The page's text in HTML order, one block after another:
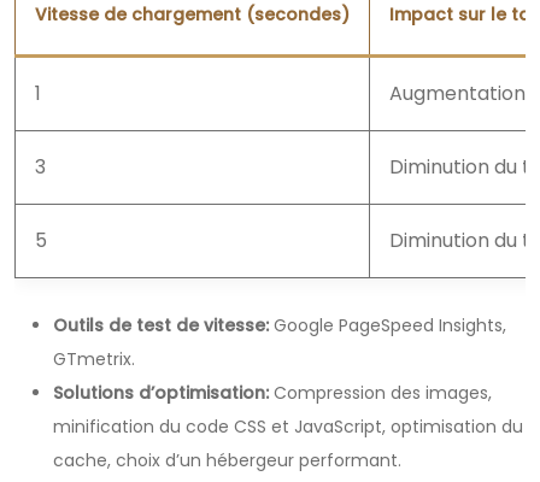
Vitesse de chargement (secondes) Impact sur le
1 Augmentation
3 Diminution du
5 Diminution du
Outils de test de vitesse: Google PageSpeed Insights,
GTmetrix.
Solutions d’optimisation: Compression des images,
minification du code CSS et JavaScript, optimisation du
cache, choix d’un hébergeur performant.